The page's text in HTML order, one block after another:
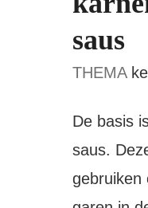
saus
THEMA
De basis
saus.
gebruiken